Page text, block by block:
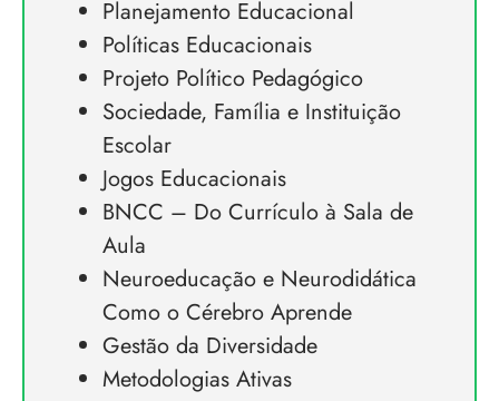
Planejamento Educacional
Políticas Educacionais
Projeto Político Pedagógico
Sociedade, Família e Instituição
Escolar
Jogos Educacionais
BNCC – Do Currículo à Sala de
Aula
Neuroeducação e Neurodidática
Como o Cérebro Aprende
Gestão da Diversidade
Metodologias Ativas